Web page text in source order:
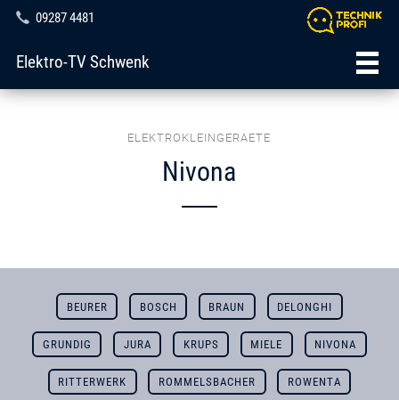
09287 4481
Elektro-TV Schwenk
ELEKTROKLEINGERAETE
Nivona
BEURER BOSCH BRAUN DELONGHI
GRUNDIG JURA KRUPS MIELE NIVONA
RITTERWERK ROMMELSBACHER ROWENTA